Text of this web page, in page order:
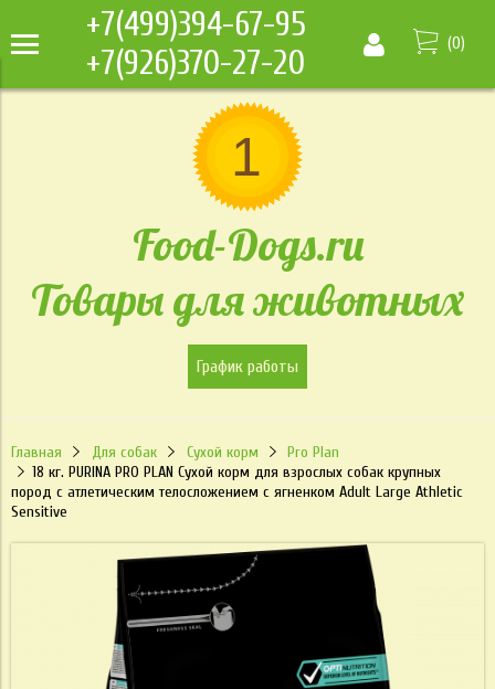
+7(499)394-67-95
+7(926)370-27-20
(0)
Food-Dogs.ru
Товары для животных
График работы
Главная Для собак Сухой корм
Pro Plan
18 кг. PURINA PRO PLAN Сухой корм для взрослых собак крупных
пород с атлетическим телосложением с ягненком Adult Large Athletic
Sensitive